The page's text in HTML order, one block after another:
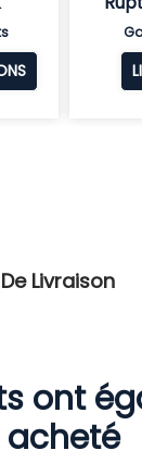
Livraison
ont
acheté